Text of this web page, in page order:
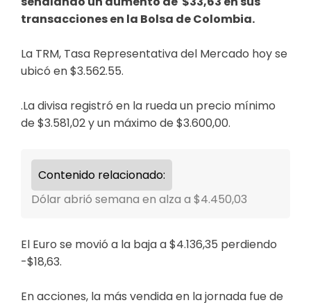
transacciones en la Bolsa de Colombia.
La TRM, Tasa Representativa del Mercado hoy se
ubicó en $3.562.55.
.La divisa registró en la rueda un precio mínimo
de $3.581,02 y un máximo de $3.600,00.
Contenido relacionado:
Dólar abrió semana en alza a $4.450,03
El Euro se movió a la baja a $4.136,35 perdiendo
-$18,63.
En acciones, la más vendida en la jornada fue de